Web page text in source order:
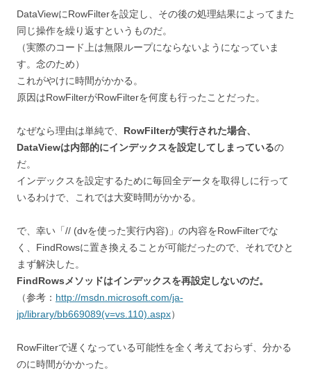
DataViewにRowFilterを設定し、その後の処理結果によってまた
同じ操作を繰り返すというものだ。
（実際のコード上は無限ループにならないようになっていま
す。念のため）
これがやけに時間がかかる。
原因はRowFilterがRowFilterを何度も行ったことだった。
なぜなら理由は単純で、 RowFilterが実行された場合、
DataViewは内部的にインデックスを設定してしまっているの
だ。
インデックスを設定するために毎回全データを取得しに行って
いるわけで、これでは大変時間がかかる。
で、幸い「// (dvを使った実行内容)」の内容をRowFilterでな
く、FindRowsに置き換えることが可能だったので、それでひと
まず解決した。
FindRowsメソッドはインデックスを再設定しないのだ。
（参考： http://msdn.microsoft.com/ja-
jp/library/bb669089(v=vs.110).aspx）
RowFilterで遅くなっている可能性を全く考えておらず、分かる
のに時間がかかった。